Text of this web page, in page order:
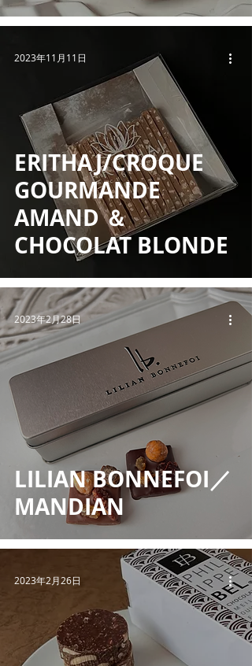
ERITHAJ/CROQUE
GOURMANDE
AMAND ＆
CHOCOLAT BLONDE
2023年11月11日
LILIAN BONNEFOI／
MANDIAN
2023年2月28日
2023年2月26日